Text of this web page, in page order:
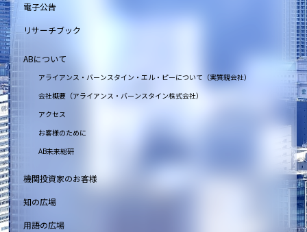
電子公告
リサーチブック
ABについて
アライアンス・バーンスタイン・エル・ピーについて（実質親会社）
会社概要（アライアンス・バーンスタイン株式会社）
アクセス
お客様のために
AB未来総研
機関投資家のお客様
知の広場
用語の広場